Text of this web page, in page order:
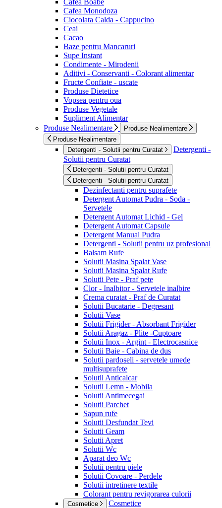
Cafea Monodoza
Ciocolata Calda - Cappucino
Ceai
Cacao
Baze pentru Mancaruri
Supe Instant
Condimente - Mirodenii
Aditivi - Conservanti - Colorant alimentar
Fructe Confiate - uscate
Produse Dietetice
Vopsea pentru oua
Produse Vegetale
Supliment Alimentar
Produse Nealimentare
Produse Nealimentare
Produse Nealimentare
Detergenti - Solutii pentru Curatat
Detergenti -
Solutii pentru Curatat
Detergenti - Solutii pentru Curatat
Detergenti - Solutii pentru Curatat
Dezinfectanti pentru suprafete
Detergent Automat Pudra - Soda -
Servetele
Detergent Automat Lichid - Gel
Detergent Automat Capsule
Detergent Manual Pudra
Detergenti - Solutii pentru uz profesional
Balsam Rufe
Solutii Masina Spalat Vase
Solutii Masina Spalat Rufe
Solutii Pete - Praf pete
Clor - Inalbitor - Servetele inalbire
Crema curatat - Praf de Curatat
Solutii Bucatarie - Degresant
Solutii Vase
Solutii Frigider - Absorbant Frigider
Solutii Aragaz - Plite -Cuptoare
Solutii Inox - Argint - Electrocasnice
Solutii Baie - Cabina de dus
Solutii pardoseli - servetele umede
multisuprafete
Solutii Anticalcar
Solutii Lemn - Mobila
Solutii Antimecegai
Solutii Parchet
Sapun rufe
Solutii Desfundat Tevi
Solutii Geam
Solutii Apret
Solutii Wc
Aparat deo Wc
Solutii pentru piele
Solutii Covoare - Perdele
Solutii intretinere textile
Colorant pentru revigorarea culorii
Cosmetice Cosmetice